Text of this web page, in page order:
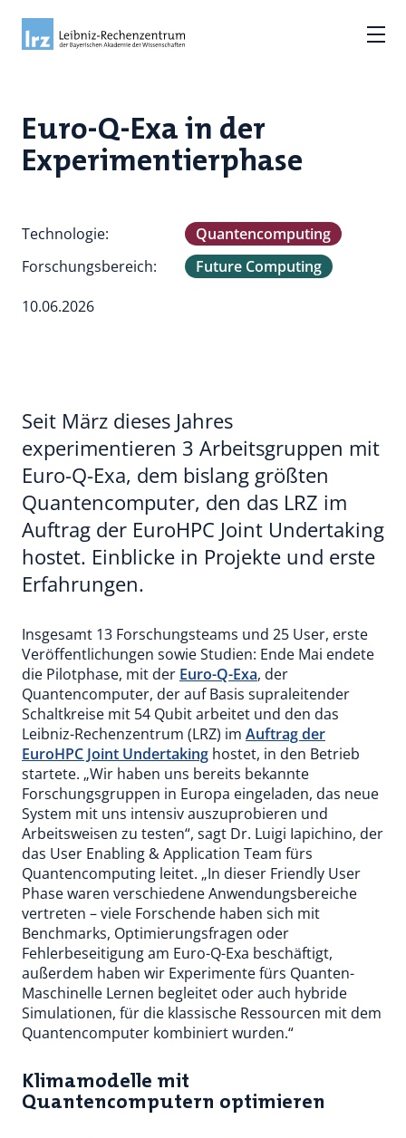
Euro-Q-Exa in der
Experimentierphase
Technologie:
Quantencomputing
Forschungsbereich:
Future Computing
10.06.2026
Seit März dieses Jahres
experimentieren 3 Arbeitsgruppen mit
Euro-Q-Exa, dem bislang größten
Quantencomputer, den das LRZ im
Auftrag der EuroHPC Joint Undertaking
hostet. Einblicke in Projekte und erste
Erfahrungen.
Insgesamt 13 Forschungsteams und 25 User, erste
Veröffentlichungen sowie Studien: Ende Mai endete
die Pilotphase, mit der Euro-Q-Exa, der
Quantencomputer, der auf Basis supraleitender
Schaltkreise mit 54 Qubit arbeitet und den das
Leibniz-Rechenzentrum (LRZ) im Auftrag der
EuroHPC Joint Undertaking hostet, in den Betrieb
startete. „Wir haben uns bereits bekannte
Forschungsgruppen in Europa eingeladen, das neue
System mit uns intensiv auszuprobieren und
Arbeitsweisen zu testen“, sagt Dr. Luigi Iapichino, der
das User Enabling & Application Team fürs
Quantencomputing leitet. „In dieser Friendly User
Phase waren verschiedene Anwendungsbereiche
vertreten – viele Forschende haben sich mit
Benchmarks, Optimierungsfragen oder
Fehlerbeseitigung am Euro-Q-Exa beschäftigt,
außerdem haben wir Experimente fürs Quanten-
Maschinelle Lernen begleitet oder auch hybride
Simulationen, für die klassische Ressourcen mit dem
Quantencomputer kombiniert wurden.“
Klimamodelle mit
Quantencomputern optimieren